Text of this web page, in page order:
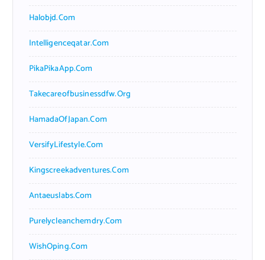
Halobjd.com
Intelligenceqatar.com
PikaPikaApp.com
Takecareofbusinessdfw.org
HamadaOfJapan.com
VersifyLifestyle.com
Kingscreekadventures.com
Antaeuslabs.com
Purelycleanchemdry.com
WishOping.com